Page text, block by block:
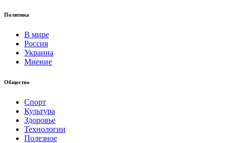
Политика
В мире
Россия
Украина
Мнение
Общество
Спорт
Культура
Здоровье
Технологии
Полезное